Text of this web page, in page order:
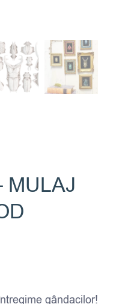
MULAJ
gândacilor!